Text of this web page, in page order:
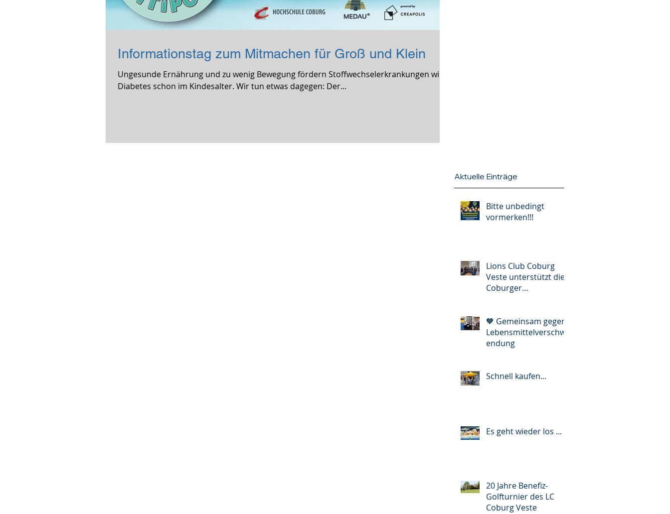
Informationstag zum Mitmachen für Groß und Klein
Ungesunde Ernährung und zu wenig Bewegung fördern Stoffwechselerkrankungen wie
Diabetes schon im Kindesalter. Wir tun etwas dagegen: Der...
Aktuelle Einträge
Bitte unbedingt
vormerken!!!
Lions Club Coburg
Veste unterstützt die
Coburger
🧡 Gemeinsam gegen
Lebensmittelverschw
endung
Schnell kaufen...
Es geht wieder los ...
20 Jahre Benefiz-
Golfturnier des LC
Coburg Veste